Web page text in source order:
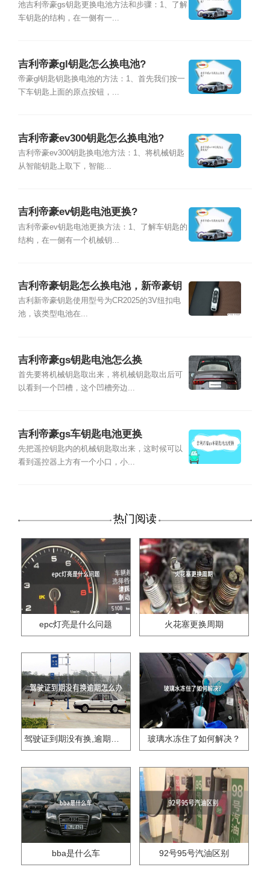
池吉利帝豪gs钥匙更换电池方法和步骤：1、了解
车钥匙的结构，在一侧有一...
吉利帝豪gl钥匙怎么换电池?
帝豪gl钥匙钥匙换电池的方法：1、首先我们按一
下车钥匙上面的原点按钮，...
吉利帝豪ev300钥匙怎么换电池?
吉利帝豪ev300钥匙换电池方法：1、将机械钥匙
从智能钥匙上取下，智能...
吉利帝豪ev钥匙电池更换?
吉利帝豪ev钥匙电池更换方法：1、了解车钥匙的
结构，在一侧有一个机械钥...
吉利帝豪钥匙怎么换电池，新帝豪钥
匙电池哪里购买
吉利新帝豪钥匙使用型号为CR2025的3V纽扣电
池，该类型电池在...
吉利帝豪gs钥匙电池怎么换
首先要将机械钥匙取出来，将机械钥匙取出后可
以看到一个凹槽，这个凹槽旁边...
吉利帝豪gs车钥匙电池更换
先把遥控钥匙内的机械钥匙取出来，这时候可以
看到遥控器上方有一个小口，小...
热门阅读
epc灯亮是什么问题 火花塞更换周期
驾驶证到期没有换,逾期怎么办?? 玻璃水冻住了如何解决？
bba是什么车 92号95号汽油区别